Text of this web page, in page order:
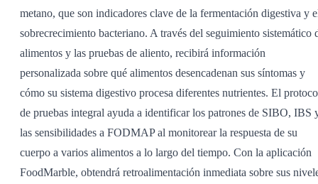
metano, que son indicadores clave de la fermentación digestiva y
sobrecrecimiento bacteriano. A través del seguimiento sistemático
alimentos y las pruebas de aliento, recibirá información
personalizada sobre qué alimentos desencadenan sus síntomas y
cómo su sistema digestivo procesa diferentes nutrientes. El
de pruebas integral ayuda a identificar los patrones de SIBO, IBS
las sensibilidades a FODMAP al monitorear la respuesta de su
cuerpo a varios alimentos a lo largo del tiempo. Con la aplicación
FoodMarble, obtendrá retroalimentación inmediata sobre sus